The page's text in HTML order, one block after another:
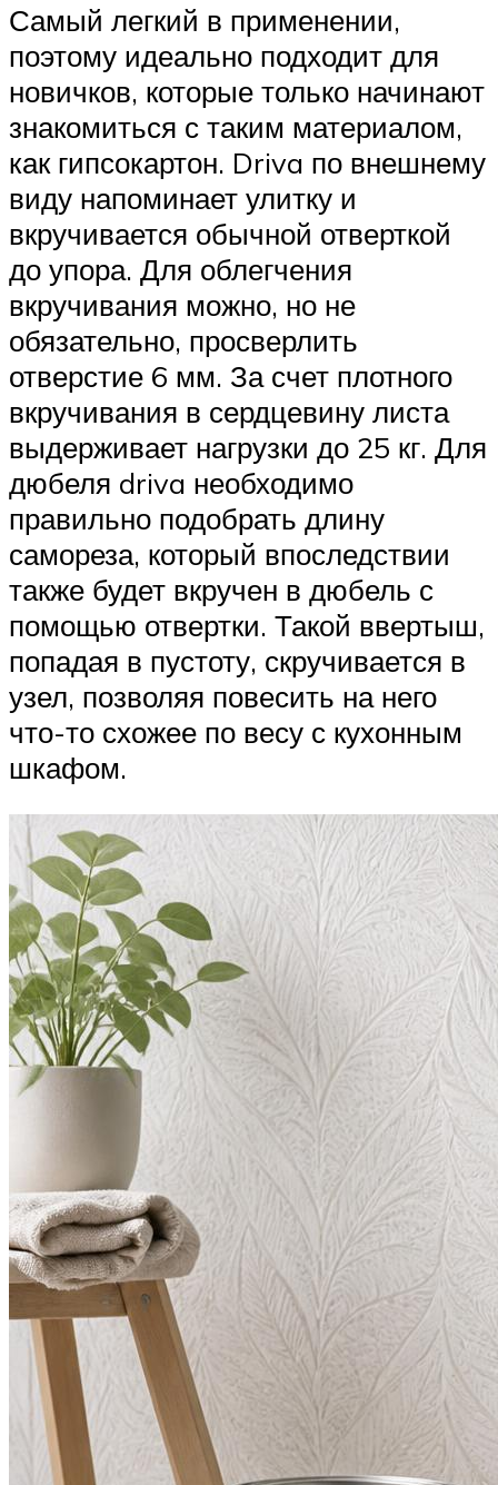
Самый легкий в применении,
поэтому идеально подходит для
новичков, которые только начинают
знакомиться с таким материалом,
как гипсокартон. Driva по внешнему
виду напоминает улитку и
вкручивается обычной отверткой
до упора. Для облегчения
вкручивания можно, но не
обязательно, просверлить
отверстие 6 мм. За счет плотного
вкручивания в сердцевину листа
выдерживает нагрузки до 25 кг. Для
дюбеля driva необходимо
правильно подобрать длину
самореза, который впоследствии
также будет вкручен в дюбель с
помощью отвертки. Такой ввертыш,
попадая в пустоту, скручивается в
узел, позволяя повесить на него
что-то схожее по весу с кухонным
шкафом.